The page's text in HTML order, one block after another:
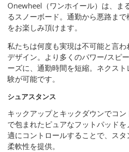
Onewheel（ワンホイール）は、ま
るスノーボード。通勤から悪路ま
をお楽しみ頂けます。
私たちは何度も実現は不可能と言
デザイン。より多くのパワー/スピ
ーズに、通勤時間を短縮。ネクス
験が可能です。
シュアスタンス
キックアップとキックダウンでコ
で包まれたピュアなフットパッド
適にコントロールすることで、ス
柔軟性を提供。